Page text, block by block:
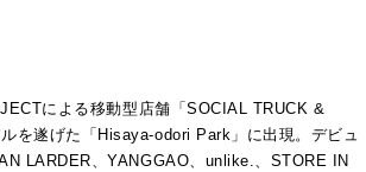
による移動型店舗「SOCIAL TRUCK &
を遂げた「Hisaya-odori Park」に出現。デビュ
LARDER、YANGGAO、unlike.、STORE IN